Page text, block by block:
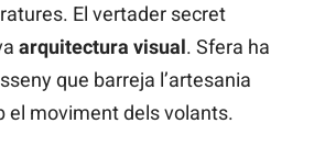
El vertader secret
arquitectura visual. Sfera ha
que barreja l’artesania
el moviment dels volants.